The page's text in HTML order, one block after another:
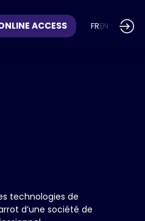
ACCESS FREN
technologies de
d’une société de